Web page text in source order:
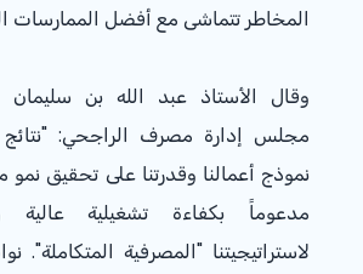
المخاطر تتماشى مع أفضل الممارسات
وقال الأستاذ عبد الله بن سليمان
مجلس إدارة مصرف الراجحي: "نتائج
نموذج أعمالنا وقدرتنا على تحقيق نمو
مدعوماً بكفاءة تشغيلية عالية
لاستراتيجيتنا "المصرفية المتكاملة".